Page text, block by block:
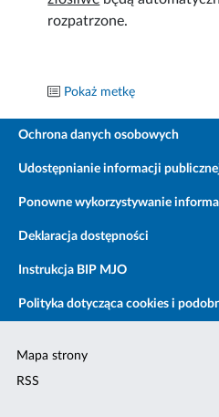
rozpatrzone.
Pokaż metkę
Ochrona danych osobowych
Udostępnianie informacji
Ponowne wykorzystywanie
Deklaracja dostępności
Instrukcja BIP MJO
Polityka dotycząca cookies i
Mapa strony
RSS